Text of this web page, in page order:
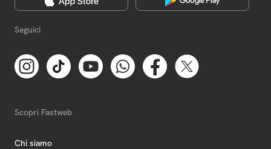
Seguici
Scopri Fastweb
Chi siamo